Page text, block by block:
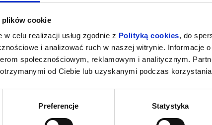
plików cookie
celu realizacji usług zgodnie z Polityką cookies, do
i analizować ruch w naszej witrynie. Informacje
społecznościowym, reklamowym i analitycznym.
od Ciebie lub uzyskanymi podczas korzystania
Preferencje Statystyka